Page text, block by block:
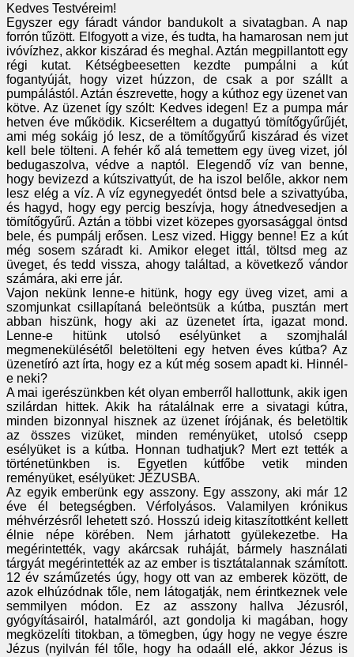
Kedves Testvéreim!
Egyszer egy fáradt vándor bandukolt a sivatagban. A nap
forrón tűzött. Elfogyott a vize, és tudta, ha hamarosan nem jut
ivóvízhez, akkor kiszárad és meghal. Aztán megpillantott egy
régi kutat. Kétségbeesetten kezdte pumpálni a kút
fogantyúját, hogy vizet húzzon, de csak a por szállt a
pumpálástól. Aztán észrevette, hogy a kúthoz egy üzenet van
kötve. Az üzenet így szólt: Kedves idegen! Ez a pumpa már
hetven éve működik. Kicseréltem a dugattyú tömítőgyűrűjét,
ami még sokáig jó lesz, de a tömítőgyűrű kiszárad és vizet
kell bele tölteni. A fehér kő alá temettem egy üveg vizet, jól
bedugaszolva, védve a naptól. Elegendő víz van benne,
hogy bevizezd a kútszivattyút, de ha iszol belőle, akkor nem
lesz elég a víz. A víz egynegyedét öntsd bele a szivattyúba,
és hagyd, hogy egy percig beszívja, hogy átnedvesedjen a
tömítőgyűrű. Aztán a többi vizet közepes gyorsasággal öntsd
bele, és pumpálj erősen. Lesz vized. Higgy benne! Ez a kút
még sosem száradt ki. Amikor eleget ittál, töltsd meg az
üveget, és tedd vissza, ahogy találtad, a következő vándor
számára, aki erre jár.
Vajon nekünk lenne-e hitünk, hogy egy üveg vizet, ami a
szomjunkat csillapítaná beleöntsük a kútba, pusztán mert
abban hiszünk, hogy aki az üzenetet írta, igazat mond.
Lenne-e hitünk utolsó esélyünket a szomjhalál
megmenekülésétől beletölteni egy hetven éves kútba? Az
üzenetíró azt írta, hogy ez a kút még sosem apadt ki. Hinnél-
e neki?
A mai igerészünkben két olyan emberről hallottunk, akik igen
szilárdan hittek. Akik ha rátalálnak erre a sivatagi kútra,
minden bizonnyal hisznek az üzenet írójának, és beletöltik
az összes vizüket, minden reményüket, utolsó csepp
esélyüket is a kútba. Honnan tudhatjuk? Mert ezt tették a
történetünkben is. Egyetlen kútfőbe vetik minden
reményüket, esélyüket: JÉZUSBA.
Az egyik emberünk egy asszony. Egy asszony, aki már 12
éve él betegségben. Vérfolyásos. Valamilyen krónikus
méhvérzésről lehetett szó. Hosszú ideig kitaszítottként kellett
élnie népe körében. Nem járhatott gyülekezetbe. Ha
megérintették, vagy akárcsak ruháját, bármely használati
tárgyát megérintették az az ember is tisztátalannak számított.
12 év száműzetés úgy, hogy ott van az emberek között, de
azok elhúzódnak tőle, nem látogatják, nem érintkeznek vele
semmilyen módon. Ez az asszony hallva Jézusról,
gyógyításairól, hatalmáról, azt gondolja ki magában, hogy
megközelíti titokban, a tömegben, úgy hogy ne vegye észre
Jézus (nyilván fél tőle, hogy ha odaáll elé, akkor Jézus is